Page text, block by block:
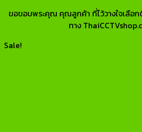
ขอขอบพระคุณ คุณลูกค้า ที่ไว้วางใจเลือ
ทาง
Sale!